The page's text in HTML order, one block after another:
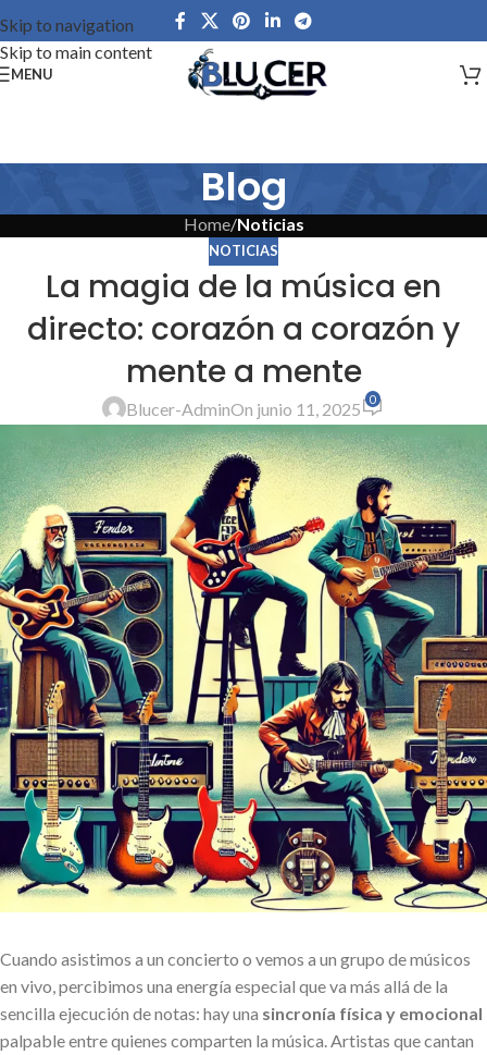
Skip to navigation
Skip to main content
MENU
Blog
Home/Noticias
NOTICIAS
La magia de la música en
directo: corazón a corazón y
mente a mente
Blucer-AdminOn junio 11, 2025 0
Cuando asistimos a un concierto o vemos a un grupo de músicos
en vivo, percibimos una energía especial que va más allá de la
sencilla ejecución de notas: hay una sincronía física y emocional
palpable entre quienes comparten la música. Artistas que cantan